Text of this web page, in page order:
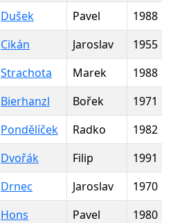
Dušek Pavel
1988
Cikán Jaroslav
1955
Strachota Marek
1988
Bierhanzl Bořek
1971
Pondělíček Radko
1982
Dvořák Filip
1991
Drnec Jaroslav
1970
Hons Pavel
1980